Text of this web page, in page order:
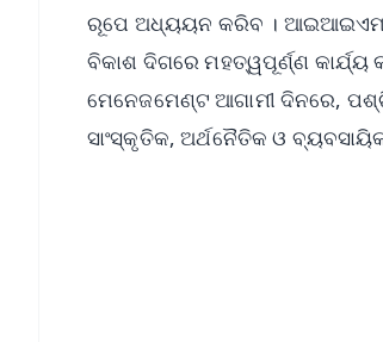
ରୂପେ ଅଧ୍ୟୟନ କରିବ । ଆଇଆଇଏମ
ବିକାଶ ଦିଗରେ ମହତ୍ୱପୂର୍ଣ୍ଣ
ମେନେଜମେଣ୍ଟ ଆଗାମୀ ଦିନରେ,
ସାଂସ୍କୃତିକ, ଅର୍ଥନୈତିକ ଓ